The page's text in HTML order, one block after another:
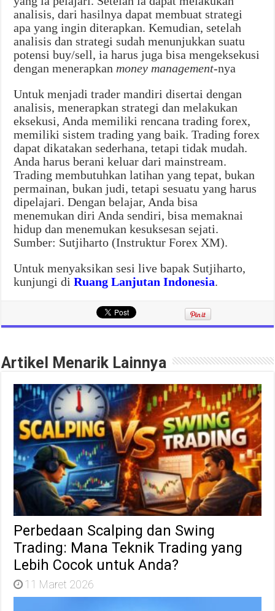
analisis, dari hasilnya dapat membuat strategi
apa yang ingin diterapkan. Kemudian, setelah
analisis dan strategi sudah menunjukkan suatu
potensi buy/sell, ia harus juga bisa mengeksekusi
dengan menerapkan money management-nya
Untuk menjadi trader mandiri disertai dengan
analisis, menerapkan strategi dan melakukan
eksekusi, Anda memiliki rencana trading forex,
memiliki sistem trading yang baik. Trading forex
dapat dikatakan sederhana, tetapi tidak mudah.
Anda harus berani keluar dari mainstream.
Trading membutuhkan latihan yang tepat, bukan
permainan, bukan judi, tetapi sesuatu yang harus
dipelajari. Dengan belajar, Anda bisa
menemukan diri Anda sendiri, bisa memaknai
hidup dan menemukan kesuksesan sejati.
Sumber: Sutjiharto (Instruktur Forex XM).
Untuk menyaksikan sesi live bapak Sutjiharto,
kunjungi diRuang Lanjutan Indonesia.
Artikel Menarik Lainnya
Perbedaan Scalping dan Swing
Trading: Mana Teknik Trading yang
Lebih Cocok untuk Anda?
11 Maret 2026